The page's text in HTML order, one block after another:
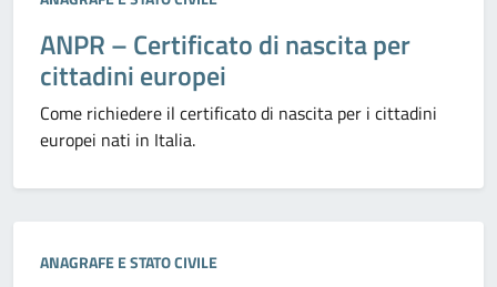
ANPR – Certificato di nascita per
cittadini europei
Come richiedere il certificato di nascita per i cittadini
europei nati in Italia.
Categoria:
ANAGRAFE E STATO CIVILE